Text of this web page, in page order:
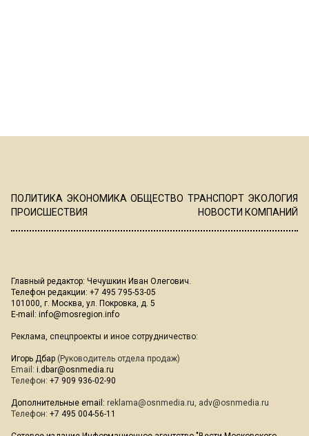
ПОЛИТИКА ЭКОНОМИКА ОБЩЕСТВО ТРАНСПОРТ ЭКОЛОГИЯ
ПРОИСШЕСТВИЯ
НОВОСТИ КОМПАНИЙ
Главный редактор: Чечушкин Иван Олегович.
Телефон редакции: +7 495 795-53-05
101000, г. Москва, ул. Покровка, д. 5
E-mail: info@mosregion.info
Реклама, спецпроекты и иное сотрудничество:
Игорь Дбар (Руководитель отдела продаж)
Email: i.dbar@osnmedia.ru
Телефон: +7 909 936-02-90
Дополнительные email: reklama@osnmedia.ru, adv@osnmedia.ru
Телефон: +7 495 004-56-11